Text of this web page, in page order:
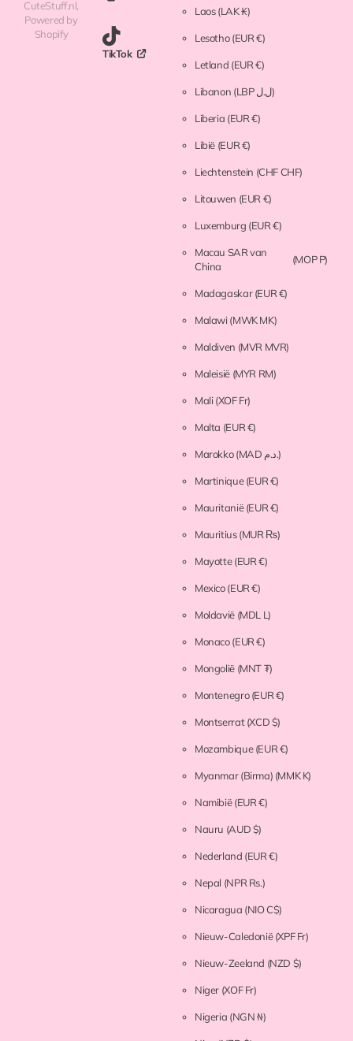
CuteStuff.nl,
Powered by
Shopify
TikTok
Laos(LAK ₭)
Lesotho(EUR €)
Letland (EUR €)
Libanon (LBP ل.ل)
Liberia (EUR €)
Libië (EUR €)
Liechtenstein (CHF CHF)
Litouwen (EUR €)
Luxemburg (EUR €)
Macau SAR van
China
(MOP P)
Madagaskar(EUR €)
Malawi(MWK MK)
Maldiven (MVR MVR)
Maleisië (MYR RM)
Mali(XOF Fr)
Malta (EUR €)
Marokko (MAD د.م.)
Martinique(EUR €)
Mauritanië(EUR €)
Mauritius(MUR ₨)
Mayotte(EUR €)
Mexico(EUR €)
Moldavië (MDL L)
Monaco(EUR €)
Mongolië (MNT ₮)
Montenegro(EUR €)
Montserrat(XCD $)
Mozambique(EUR €)
Myanmar (Birma) (MMK K)
Namibië(EUR €)
Nauru (AUD $)
Nederland (EUR €)
Nepal (NPR Rs.)
Nicaragua (NIO C$)
Nieuw-Caledonië(XPF Fr)
Nieuw-Zeeland (NZD $)
Niger (XOF Fr)
Nigeria (NGN ₦)